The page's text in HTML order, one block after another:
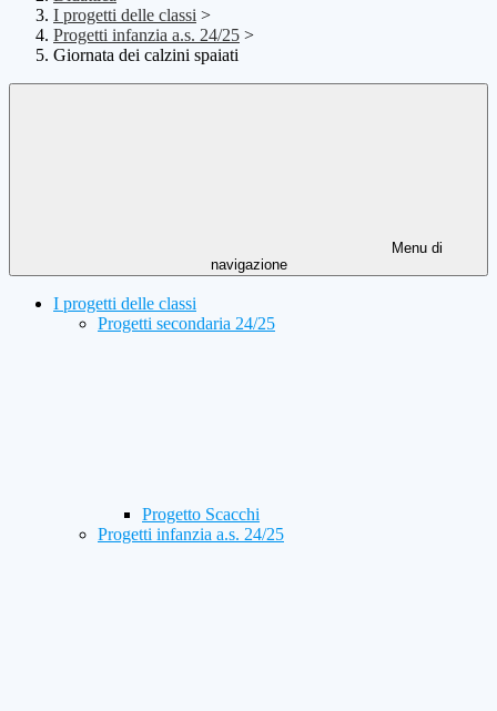
I progetti delle classi >
Progetti infanzia a.s. 24/25 >
Giornata dei calzini spaiati
Menu di
navigazione
I progetti delle classi
Progetti secondaria 24/25
Progetto Scacchi
Progetti infanzia a.s. 24/25